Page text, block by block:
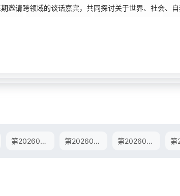
请跨领域的谈话嘉宾，共同探讨关于世界、社会、
第20260120期 第20260127期 第20260127期陪你老